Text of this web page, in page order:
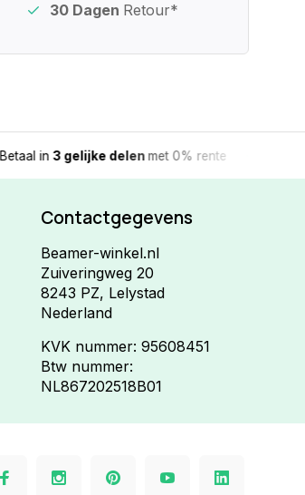
30 Dagen Retour*
3 gelijke delenmet 0% rente Vandaag
Contactgegevens
Beamer-winkel.nl
Zuiveringweg 20
8243 PZ, Lelystad
Nederland
KVK nummer: 95608451
Btw nummer:
NL867202518B01